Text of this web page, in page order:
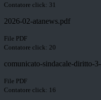
Contatore click: 31
2026-02-atanews.pdf
File PDF
Contatore click: 20
comunicato-sindacale-diritto-
File PDF
Contatore click: 16